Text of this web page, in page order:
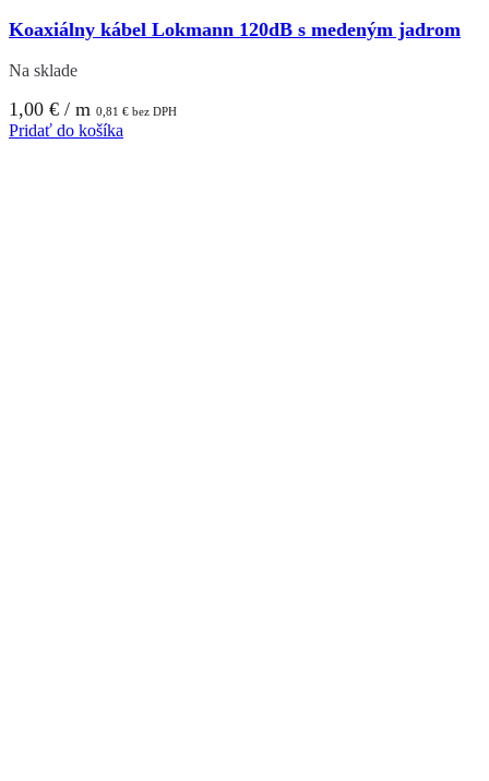
Koaxiálny kábel Lokmann 120dB s medeným jadrom
Na sklade
1,00 € / m 0,81 € bez DPH
Pridať do košíka